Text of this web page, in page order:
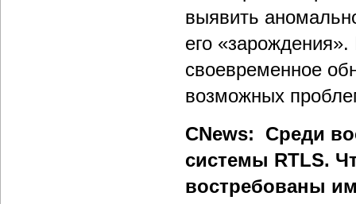
выявить
его
своевременное
возможных
CNews: Среди
системы RTLS.
востребованы